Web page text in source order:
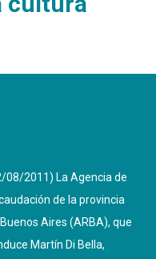
08/2011) La Agencia de
de la provincia
Aires (ARBA), que
Martín Di Bella,